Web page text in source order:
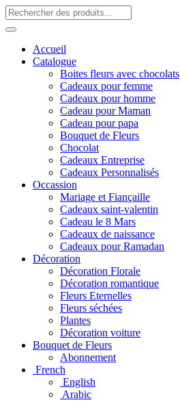
Accueil
Catalogue
Boites fleurs avec chocolats
Cadeaux pour femme
Cadeaux pour homme
Cadeau pour Maman
Cadeau pour papa
Bouquet de Fleurs
Chocolat
Cadeaux Entreprise
Cadeaux Personnalisés
Occassion
Mariage et Fiançaille
Cadeaux saint-valentin
Cadeau le 8 Mars
Cadeaux de naissance
Cadeaux pour Ramadan
Décoration
Décoration Florale
Décoration romantique
Fleurs Eternelles
Fleurs séchées
Plantes
Décoration voiture
Bouquet de Fleurs
Abonnement
French
English
Arabic